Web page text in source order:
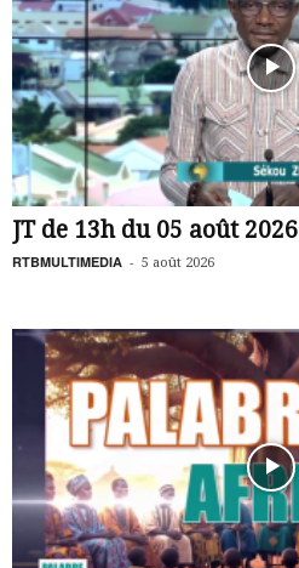
JT de 13h du 05 août 2026
RTBMULTIMEDIA - 5 août 2026